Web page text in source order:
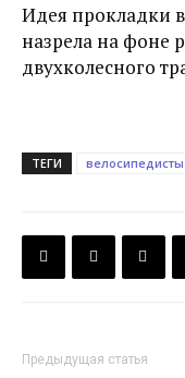
Идея прокладки
назрела на фоне
двухколесного
ТЕГИ велосипедисты
Предыдущая статья